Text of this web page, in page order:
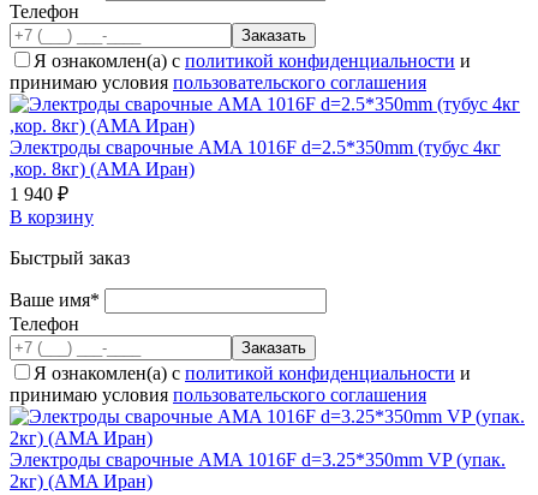
Телефон
Я ознакомлен(а) с политикой конфиденциальности и
принимаю условия пользовательского соглашения
Электроды сварочные AMA 1016F d=2.5*350mm (тубус 4кг
,кор. 8кг) (AMA Иран)
1 940 ₽
В корзину
Быстрый заказ
Ваше имя*
Телефон
Я ознакомлен(а) с политикой конфиденциальности и
принимаю условия пользовательского соглашения
Электроды сварочные AMA 1016F d=3.25*350mm VP (упак.
2кг) (AMA Иран)